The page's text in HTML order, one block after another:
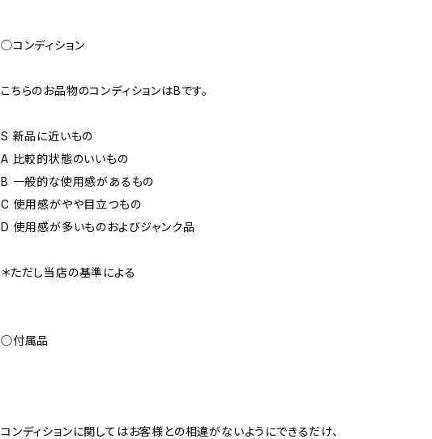
◯コンディション
こちらのお品物のコンディションはBです。
S 新品に近いもの
A 比較的状態のいいもの
B 一般的な使用感があるもの
C 使用感がやや目立つもの
D 使用感が多いものおよびジャンク品
＊ただし当店の基準による
◯付属品
コンディションに関してはお客様との相違がないようにできるだけ、